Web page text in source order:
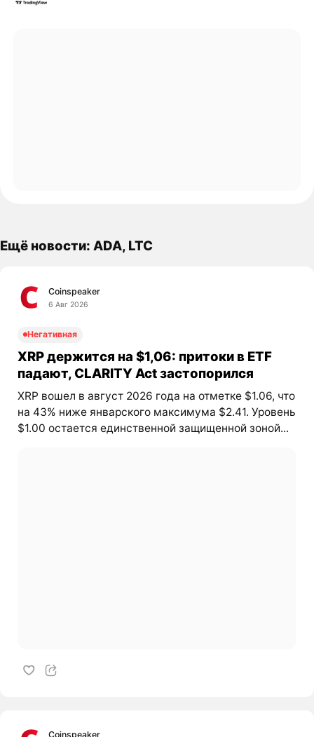
Ещё новости: ADA, LTC
Coinspeaker
6 Авг 2026
Негативная
XRP держится на $1,06: притоки в ETF
падают, CLARITY Act застопорился
XRP вошел в август 2026 года на отметке $1.06, что
на 43% ниже январского максимума $2.41. Уровень
$1.00 остается единственной защищенной зоной...
Coinspeaker